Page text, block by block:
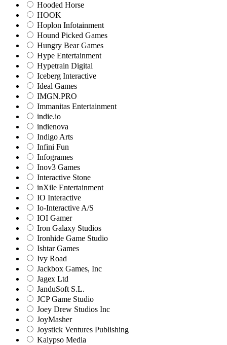
Hooded Horse
HOOK
Hoplon Infotainment
Hound Picked Games
Hungry Bear Games
Hype Entertainment
Hypetrain Digital
Iceberg Interactive
Ideal Games
IMGN.PRO
Immanitas Entertainment
indie.io
indienova
Indigo Arts
Infini Fun
Infogrames
Inov3 Games
Interactive Stone
inXile Entertainment
IO Interactive
Io-Interactive A/S
IOI Gamer
Iron Galaxy Studios
Ironhide Game Studio
Ishtar Games
Ivy Road
Jackbox Games, Inc
Jagex Ltd
JanduSoft S.L.
JCP Game Studio
Joey Drew Studios Inc
JoyMasher
Joystick Ventures Publishing
Kalypso Media